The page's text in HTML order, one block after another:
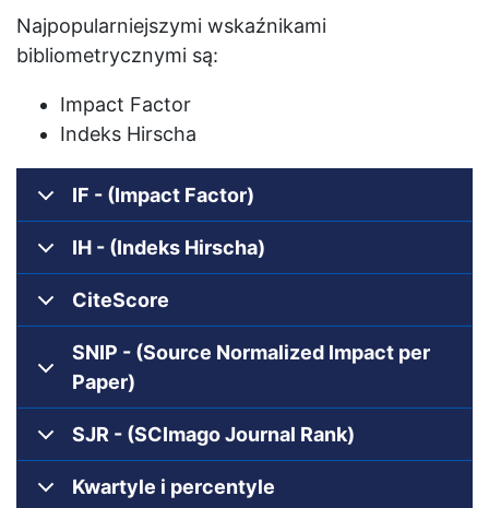
Najpopularniejszymi wskaźnikami
bibliometrycznymi są:
Impact Factor
Indeks Hirscha
IF - (Impact Factor)
IH - (Indeks Hirscha)
CiteScore
SNIP - (Source Normalized Impact per
Paper)
SJR - (SCImago Journal Rank)
Kwartyle i percentyle